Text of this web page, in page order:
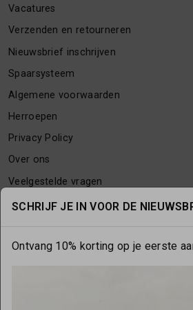
Vacatures
Verzenden en retourneren
Nieuwsbrief inschrijven
Spaarsysteem
Algemene voorwaarden
Herroepen
Privacy Policy
Over ons
Veelgestelde vragen
Contact
OPENINGSTIJDEN
SCHRIJF JE IN VOOR DE
Ontvang 10% korting op je eerste